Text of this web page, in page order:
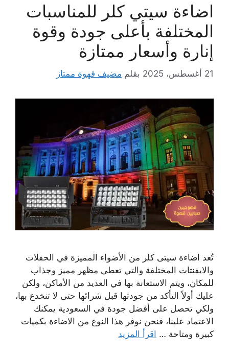
اضاءة سيتي كلر للمناسبات
المختلفة بأعلى جودة وقوة
إنارة وأسعار ممتازة
21 أغسطس، 2025 بقلم مضيف قهوة ممتاز
تُعد اضاءة سيتى كلر من الأضواء المميزة في الحفلات
والايفنتات المختلفة والتي تعطي مظهر مميز وجذاب
للمكان، ويتم الاستعانة بها في العديد من الأماكن، ولكن
عليك أولاً التأكد من جودتها قبل شرائها حتى لا تنخدع بها،
ولكي تحصل على أفضل جودة في السعودية يمكنك
الاعتماد علينا، فنحن نوفر هذا النوع من الاضاءة بكميات
كبيرة ومتاحة … اقرأ المزيد